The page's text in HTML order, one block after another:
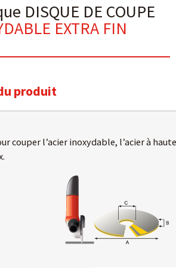
DISQUE DE COUPE
EXTRA FIN
produit
couper l’acier inoxydable, l’acier à